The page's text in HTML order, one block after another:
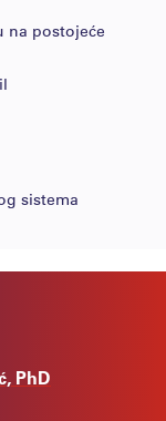
na postojeće
sistema
PhD